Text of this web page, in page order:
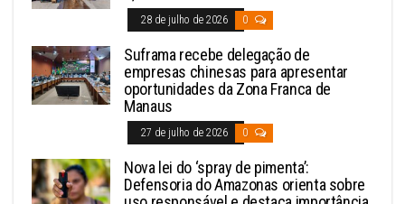
28 de julho de 2026 0
Suframa recebe delegação de
empresas chinesas para apresentar
oportunidades da Zona Franca de
Manaus
27 de julho de 2026 0
Nova lei do ‘spray de pimenta’:
Defensoria do Amazonas orienta sobre